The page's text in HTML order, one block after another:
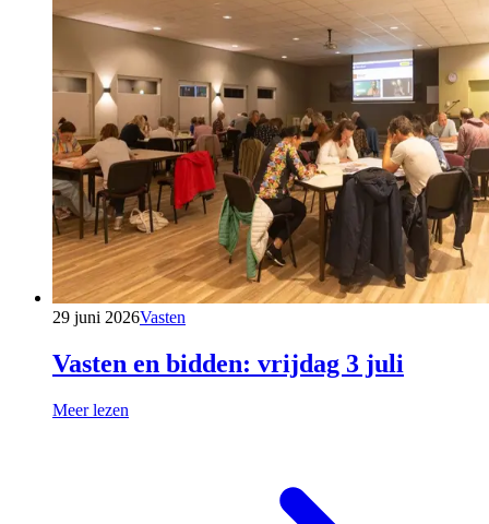
29 juni 2026Vasten
Vasten en bidden: vrijdag 3 juli
Meer lezen